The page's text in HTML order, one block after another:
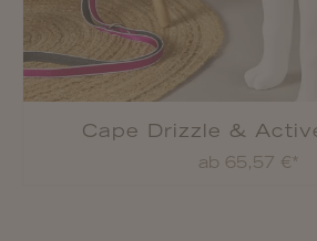
Cape Drizzle &
ab 65,57 €*